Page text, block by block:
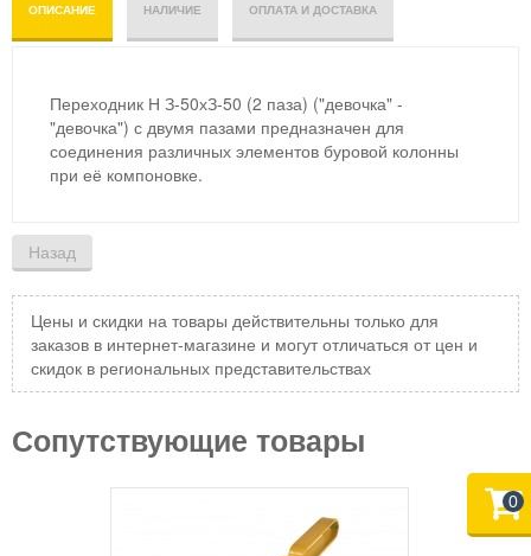
ОПИСАНИЕ НАЛИЧИЕ ОПЛАТА И ДОСТАВКА
Переходник Н З-50хЗ-50 (2 паза) ("девочка" -
"девочка") с двумя пазами предназначен для
соединения различных элементов буровой колонны
при её компоновке.
Цены и скидки на товары действительны только для
заказов в интернет-магазине и могут отличаться от цен и
скидок в региональных представительствах
Сопутствующие товары
0